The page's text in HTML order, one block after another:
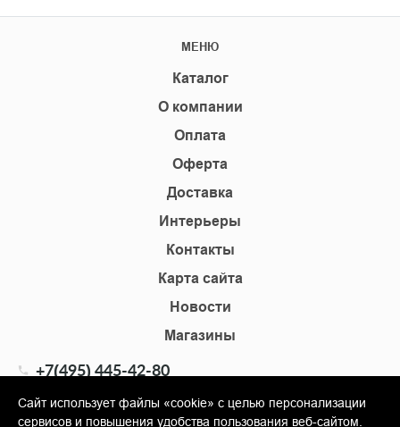
МЕНЮ
Каталог
О компании
Оплата
Оферта
Доставка
Интерьеры
Контакты
Карта сайта
Новости
Магазины
+7(495) 445-42-80
info@shopkm.ru
Сайт использует файлы «cookie» с целью персонализации
сервисов и повышения удобства пользования веб-сайтом.